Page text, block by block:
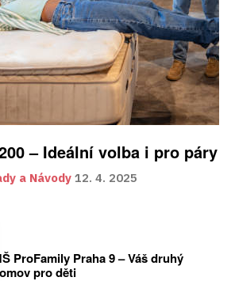
– Ideální volba i pro páry
a Návody 12. 4. 2025
ProFamily Praha 9 – Váš druhý
pro děti